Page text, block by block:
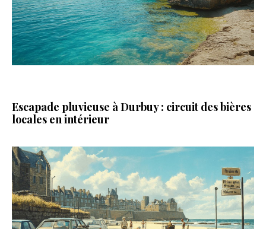
Escapade pluvieuse à Durbuy : circuit des bières
locales en intérieur